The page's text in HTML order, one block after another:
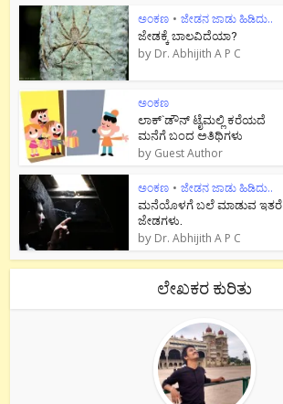
ಅಂಕಣ • ಜೇಡನ ಜಾಡು ಹಿಡಿದು..
ಜೇಡಕ್ಕೆ ಬಾಲವಿದೆಯಾ?
by Dr. Abhijith A P C
ಅಂಕಣ
ಲಾಕ್`ಡೌನ್ ಟೈಮಲ್ಲಿ ಕರೆಯದೆ
ಮನೆಗೆ ಬಂದ ಅತಿಥಿಗಳು
by Guest Author
ಅಂಕಣ • ಜೇಡನ ಜಾಡು ಹಿಡಿದು..
ಮನೆಯೊಳಗೆ ಬಲೆ ಮಾಡುವ ಇತರೆ
ಜೇಡಗಳು.
by Dr. Abhijith A P C
ಲೇಖಕರ ಕುರಿತು